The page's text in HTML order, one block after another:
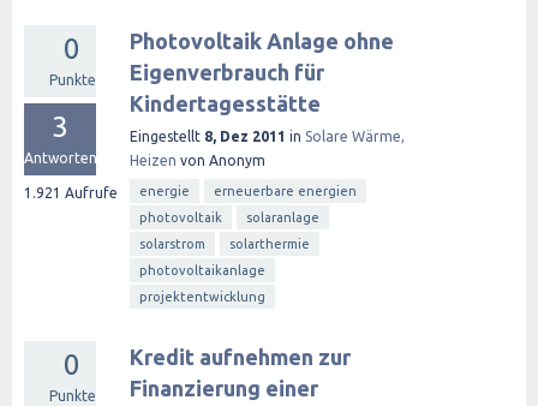
0
Punkte
3
Antworten
1.921 Aufrufe
Photovoltaik Anlage ohne
Eigenverbrauch für
Kindertagesstätte
Eingestellt 8, Dez 2011 in Solare Wärme,
Heizen von Anonym
energie
erneuerbare energien
photovoltaik
solaranlage
solarstrom
solarthermie
photovoltaikanlage
projektentwicklung
0
Punkte
Kredit aufnehmen zur
Finanzierung einer